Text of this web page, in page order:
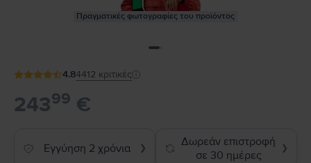
Πραγματικές φωτογραφίες του προϊόντος
4.84412 κριτικές
24399 €
Εγγύηση 2 χρόνια ❯
Δωρεάν επιστροφή
σε 30 ημέρες
❯